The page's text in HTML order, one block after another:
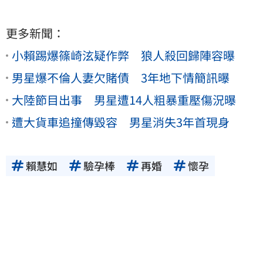
更多新聞：
小賴踢爆篠崎泫疑作弊 狼人殺回歸陣容曝
男星爆不倫人妻欠賭債 3年地下情簡訊曝
大陸節目出事 男星遭14人粗暴重壓傷況曝
遭大貨車追撞傳毀容 男星消失3年首現身
賴慧如 驗孕棒 再婚 懷孕